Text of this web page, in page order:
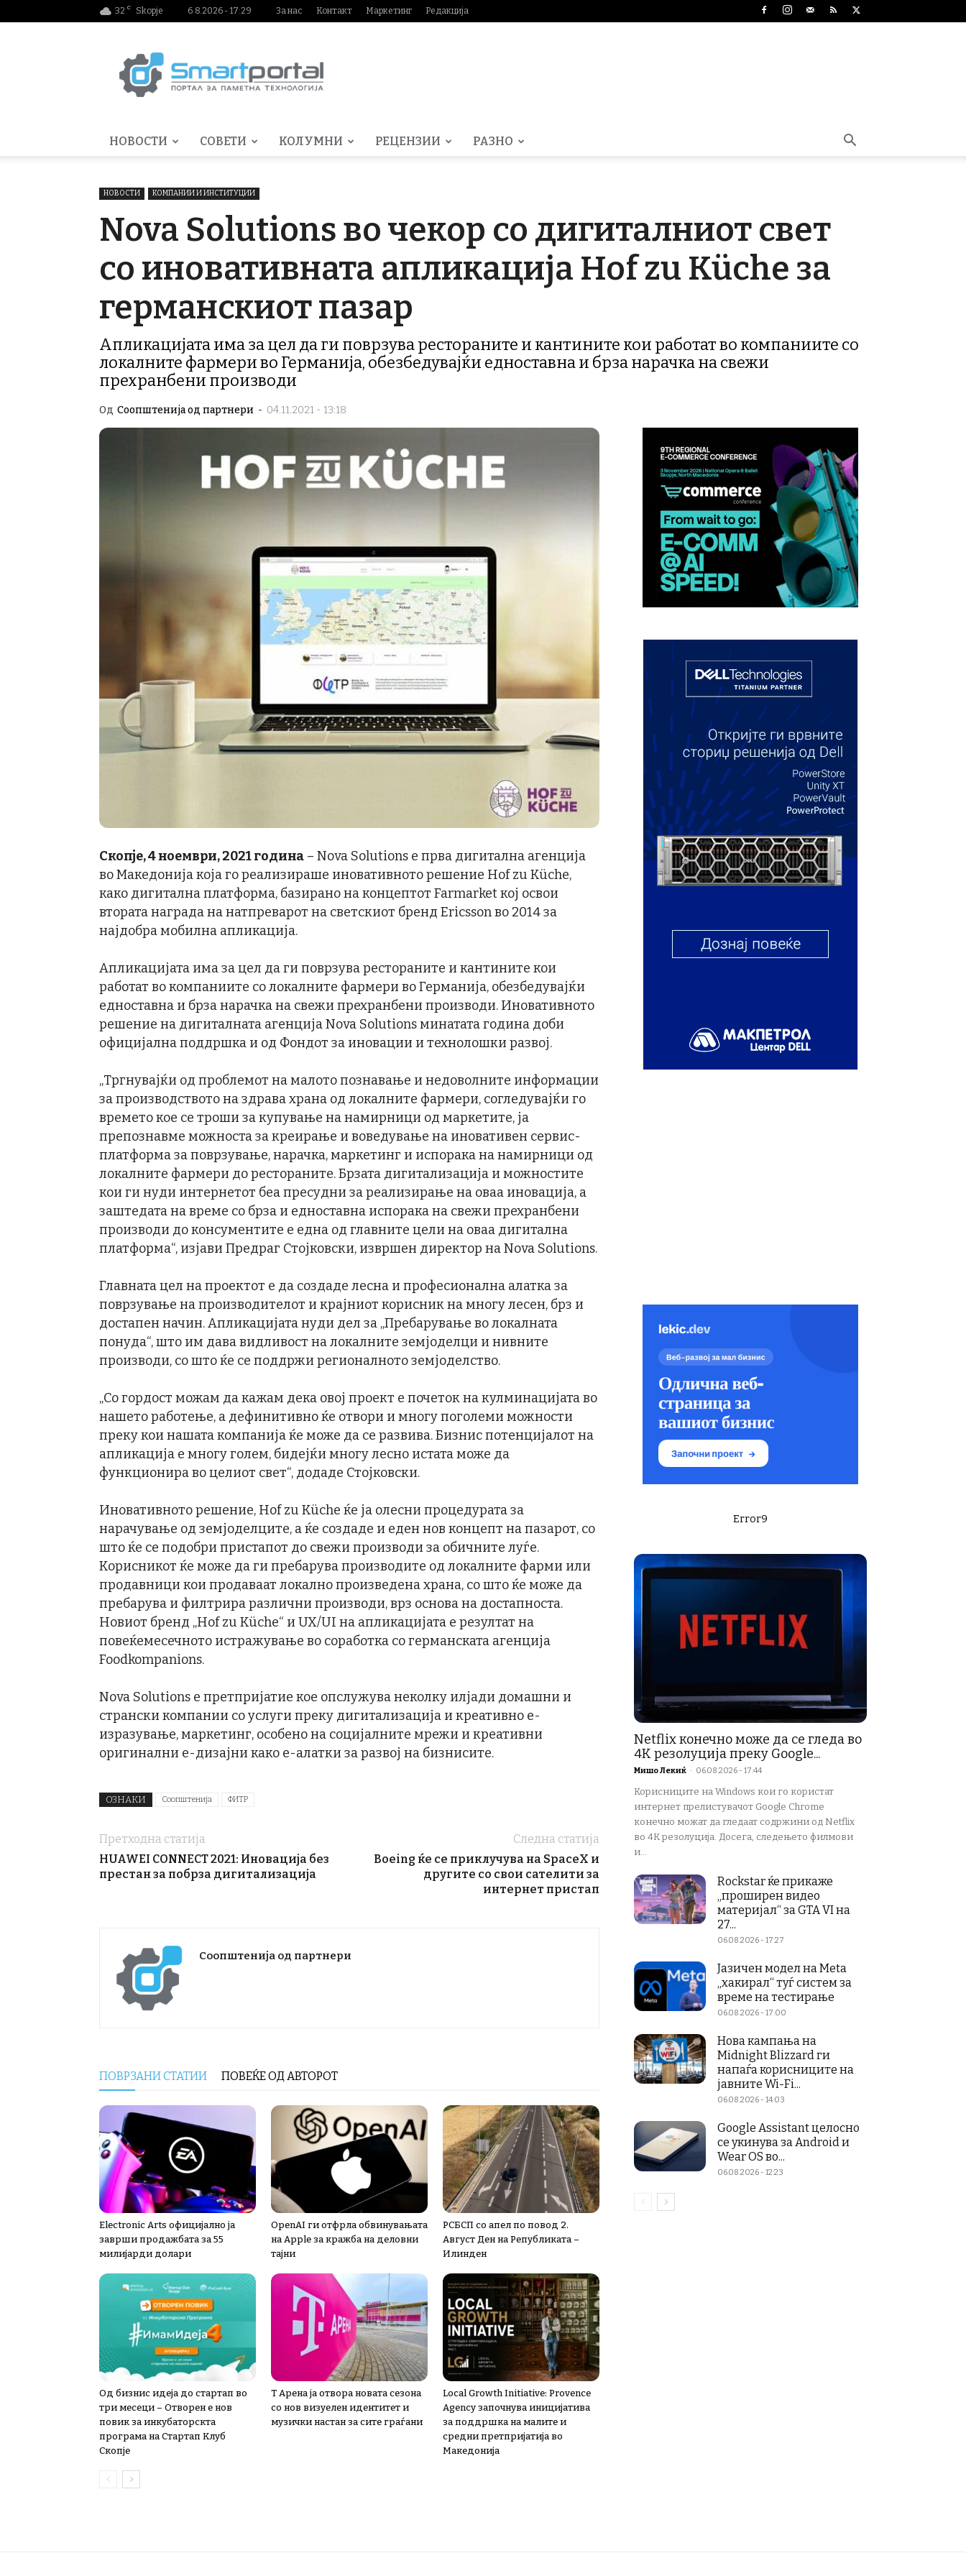
32 C Skopje 6.8.2026 - 17:29 За нас Контакт Маркетинг Редакција
НОВОСТИ СОВЕТИ КОЛУМНИ РЕЦЕНЗИИ РАЗНО
НОВОСТИ КОМПАНИИ И ИНСТИТУЦИИ
Nova Solutions во чекор со дигиталниот свет
со иновативната апликација Hof zu Küche за
германскиот пазар
Апликацијата има за цел да ги поврзува рестораните и кантините кои работат во компаниите со
локалните фармери во Германија, обезбедувајќи едноставна и брза нарачка на свежи
прехранбени производи
Од Соопштенија од партнери - 04.11.2021 - 13:18
Скопје, 4 ноември, 2021 година – Nova Solutions е прва дигитална агенција
во Македонија која го реализираше иновативното решение Hof zu Küche,
како дигитална платформа, базирано на концептот Farmarket кој освои
втората награда на натпреварот на светскиот бренд Ericsson во 2014 за
најдобра мобилна апликација.
Апликацијата има за цел да ги поврзува рестораните и кантините кои
работат во компаниите со локалните фармери во Германија, обезбедувајќи
едноставна и брза нарачка на свежи прехранбени производи. Иновативното
решение на дигиталната агенција Nova Solutions минатата година доби
официјална поддршка и од Фондот за иновации и технолошки развој.
„Тргнувајќи од проблемот на малото познавање и недоволните информации
за производството на здрава храна од локалните фармери, согледувајќи го
времето кое се троши за купување на намирници од маркетите, ја
препознавме можноста за креирање и воведување на иновативен сервис-
платформа за поврзување, нарачка, маркетинг и испорака на намирници од
локалните фармери до рестораните. Брзата дигитализација и можностите
кои ги нуди интернетот беа пресудни за реализирање на оваа иновација, а
заштедата на време со брза и едноставна испорака на свежи прехранбени
производи до консументите е една од главните цели на оваа дигитална
платформа“, изјави Предраг Стојковски, извршен директор на Nova Solutions.
Главната цел на проектот е да создаде лесна и професионална алатка за
поврзување на производителот и крајниот корисник на многу лесен, брз и
достапен начин. Апликацијата нуди дел за „Пребарување во локалната
понуда“, што им дава видливост на локалните земјоделци и нивните
производи, со што ќе се поддржи регионалното земјоделство.
„Со гордост можам да кажам дека овој проект е почеток на кулминацијата во
нашето работење, а дефинитивно ќе отвори и многу поголеми можности
преку кои нашата компанија ќе може да се развива. Бизнис потенцијалот на
апликација е многу голем, бидејќи многу лесно истата може да
функционира во целиот свет“, додаде Стојковски.
Иновативното решение, Hof zu Küche ќе ја олесни процедурата за
нарачување од земјоделците, а ќе создаде и еден нов концепт на пазарот, со
што ќе се подобри пристапот до свежи производи за обичните луѓе.
Корисникот ќе може да ги пребарува производите од локалните фарми или
продавници кои продаваат локално произведена храна, со што ќе може да
пребарува и филтрира различни производи, врз основа на достапноста.
Новиот бренд „Hof zu Küche“ и UX/UI на апликацијата е резултат на
повеќемесечното истражување во соработка со германската агенција
Foodkompanions.
Nova Solutions е претпријатие кое опслужува неколку илјади домашни и
странски компании со услуги преку дигитализација и креативно е-
изразување, маркетинг, особено на социјалните мрежи и креативни
оригинални е-дизајни како е-алатки за развој на бизнисите.
ОЗНАКИ Соопштенија ФИТР
Претходна статија
HUAWEI CONNECT 2021: Иновација без
престан за побрза дигитализација
Следна статија
Boeing ќе се приклучува на SpaceX и
другите со свои сателити за
интернет пристап
Соопштенија од партнери
ПОВРЗАНИ СТАТИИ ПОВЕЌЕ ОД АВТОРОТ
Electronic Arts официјално ја
заврши продажбата за 55
милијарди долари
OpenAI ги отфрла обвинувањата
на Apple за кражба на деловни
тајни
РСБСП со апел по повод 2.
Август Ден на Републиката –
Илинден
Од бизнис идеја до стартап во
три месеци – Отворен е нов
повик за инкубаторскта
програма на Стартап Клуб
Скопје
Т Арена ја отвора новата сезона
со нов визуелен идентитет и
музички настан за сите граѓани
Local Growth Initiative: Provence
Agency започнува иницијатива
за поддршка на малите и
средни претпријатија во
Македонија
Error9
Netflix конечно може да се гледа во
4K резолуција преку Google...
Мишо Лекиќ - 06.08.2026 - 17:44
Корисниците на Windows кои го користат
интернет прелистувачот Google Chrome
конечно можат да гледаат содржини од Netflix
во 4K резолуција. Досега, следењето филмови
и...
Rockstar ќе прикаже
„проширен видео
материјал“ за GTA VI на
27...
06.08.2026 - 17:27
Јазичен модел на Meta
„хакирал“ туѓ систем за
време на тестирање
06.08.2026 - 17:00
Нова кампања на
Midnight Blizzard ги
напаѓа корисниците на
јавните Wi-Fi...
06.08.2026 - 14:03
Google Assistant целосно
се укинува за Android и
Wear OS во...
06.08.2026 - 12:23